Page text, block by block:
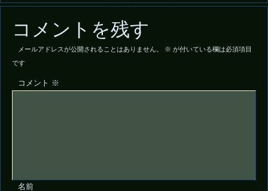
コメントを残す
メールアドレスが公開されることはありません。 ※ が付いている欄は必須項目
です
コメント ※
名前